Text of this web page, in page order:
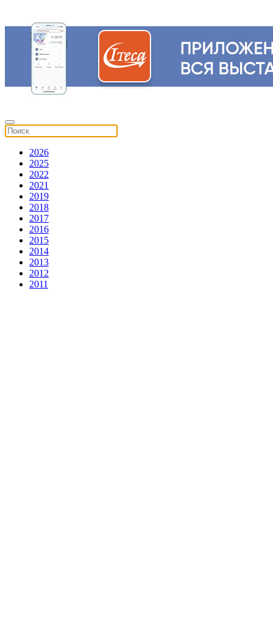
2026
2025
2022
2021
2019
2018
2017
2016
2015
2014
2013
2012
2011